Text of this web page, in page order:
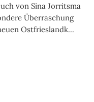
von Sina Jorritsma
Überraschung
Ostfrieslandk...